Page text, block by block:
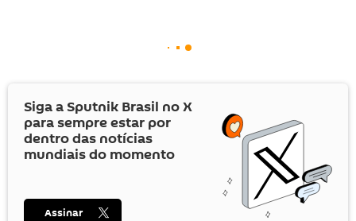
Siga a Sputnik Brasil noX
para sempre estar por
dentro das notícias
mundiais do momento
Assinar